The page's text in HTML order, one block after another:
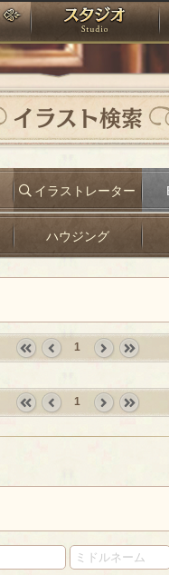
アトリエ
イラスト検索
イラストレーター
ハウジング
first prev
1
›
»
1